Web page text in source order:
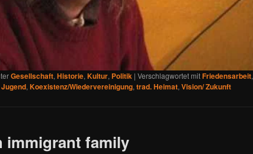
Gesellschaft, Historie, Kultur, Politik | Verschlagwortet mitFriedensarbeit,
Jugend, Koexistenz/Wiedervereinigung, trad. Heimat, Vision/ Zukunft
immigrant family